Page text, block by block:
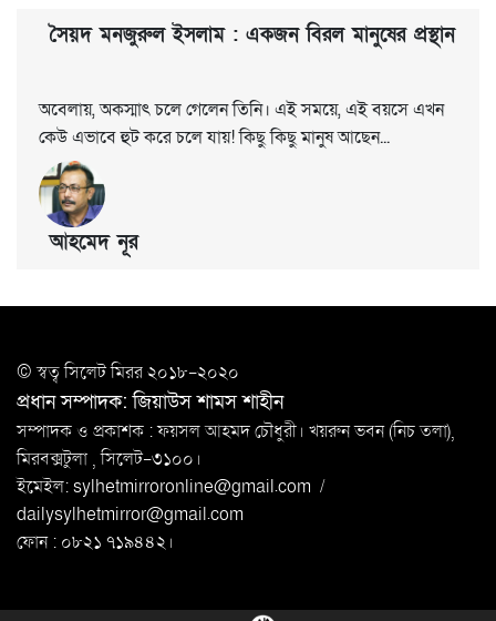
সৈয়দ মনজুরুল ইসলাম : একজন বিরল মানুষের প্রস্থান
অবেলায়, অকস্মাৎ চলে গেলেন তিনি। এই সময়ে, এই বয়সে এখন
কেউ এভাবে হুট করে চলে যায়! কিছু কিছু মানুষ আছেন...
আহমেদ নূর
© স্বত্ব সি‌লেট মিরর ২০১৮-২০২০
প্রধান সম্পাদক: জিয়াউস শামস শাহীন
সম্পাদক ও প্রকাশক : ফয়সল আহমদ চৌধুরী। খয়রুন ভবন (নিচ তলা),
মিরবক্সটুলা ,সি‌লেট-৩১০০।
ইমেইল:sylhetmirroronline@gmail.com /
dailysylhetmirror@gmail.com
ফোন : ০৮২১ ৭১৯৪৪২।